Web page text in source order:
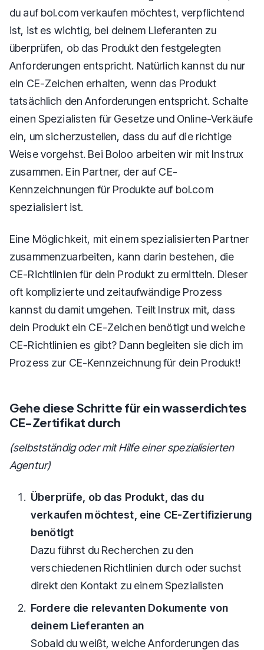
du auf bol.com verkaufen möchtest, verpflichtend
ist, ist es wichtig, bei deinem Lieferanten zu
überprüfen, ob das Produkt den festgelegten
Anforderungen entspricht. Natürlich kannst du nur
ein CE-Zeichen erhalten, wenn das Produkt
tatsächlich den Anforderungen entspricht. Schalte
einen Spezialisten für Gesetze und Online-Verkäufe
ein, um sicherzustellen, dass du auf die richtige
Weise vorgehst. Bei Boloo arbeiten wir mit Instrux
zusammen. Ein Partner, der auf CE-
Kennzeichnungen für Produkte auf bol.com
spezialisiert ist.
Eine Möglichkeit, mit einem spezialisierten Partner
zusammenzuarbeiten, kann darin bestehen, die
CE-Richtlinien für dein Produkt zu ermitteln. Dieser
oft komplizierte und zeitaufwändige Prozess
kannst du damit umgehen. Teilt Instrux mit, dass
dein Produkt ein CE-Zeichen benötigt und welche
CE-Richtlinien es gibt? Dann begleiten sie dich im
Prozess zur CE-Kennzeichnung für dein Produkt!
Gehe diese Schritte für ein wasserdichtes
CE-Zertifikat durch
(selbstständig oder mit Hilfe einer spezialisierten
Agentur)
Überprüfe, ob das Produkt, das du
verkaufen möchtest, eine CE-Zertifizierung
benötigt
Dazu führst du Recherchen zu den
verschiedenen Richtlinien durch oder suchst
direkt den Kontakt zu einem Spezialisten
Fordere die relevanten Dokumente von
deinem Lieferanten an
Sobald du weißt, welche Anforderungen das